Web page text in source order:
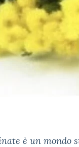
è un mondo